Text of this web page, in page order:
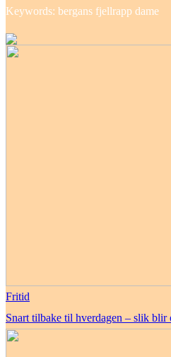
Keywords: bergans fjellrapp dame
Fritid
Snart tilbake til hverdagen – slik